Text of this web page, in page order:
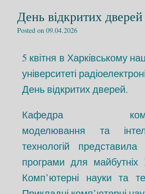
День відкритих
Posted on 09.04.2026
5 квітня в Харківському
університеті
День відкритих дверей.
Кафедра
моделювання та
технологій представила
програми для майбутніх
Комп’ютерні науки та